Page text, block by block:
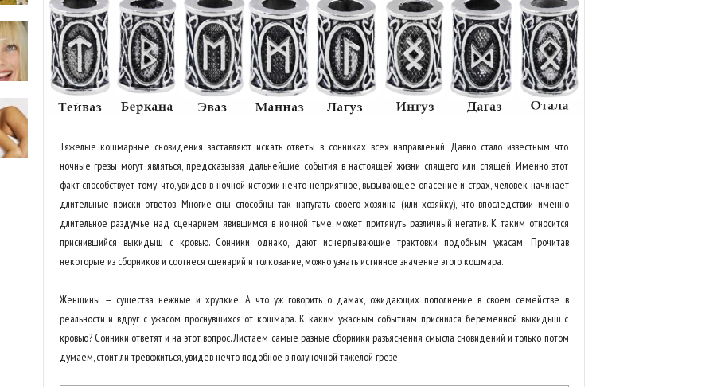
Тяжелые кошмарные сновидения заставляют искать ответы в сонниках всех направлений. Давно стало известным, что
ночные грезы могут являться, предсказывая дальнейшие события в настоящей жизни спящего или спящей. Именно этот
факт способствует тому, что, увидев в ночной истории нечто неприятное, вызывающее опасение и страх, человек начинает
длительные поиски ответов. Многие сны способны так напугать своего хозяина (или хозяйку), что впоследствии именно
длительное раздумье над сценарием, явившимся в ночной тьме, может притянуть различный негатив. К таким относится
приснившийся выкидыш с кровью. Сонники, однако, дают исчерпывающие трактовки подобным ужасам. Прочитав
некоторые из сборников и соотнеся сценарий и толкование, можно узнать истинное значение этого кошмара.
Женщины — существа нежные и хрупкие. А что уж говорить о дамах, ожидающих пополнение в своем семействе в
реальности и вдруг с ужасом проснувшихся от кошмара. К каким ужасным событиям приснился беременной выкидыш с
кровью? Сонники ответят и на этот вопрос. Листаем самые разные сборники разъяснения смысла сновидений и только потом
думаем, стоит ли тревожиться, увидев нечто подобное в полуночной тяжелой грезе.